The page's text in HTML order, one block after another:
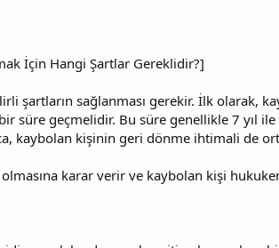
İçin Hangi Şartlar Gereklidir?]
sağlanması gerekir. İlk olarak,
süre geçmelidir. Bu süre genellikle 7 yıl ile
kaybolan kişinin geri dönme ihtimali de
karar verir ve kaybolan kişi hukuken